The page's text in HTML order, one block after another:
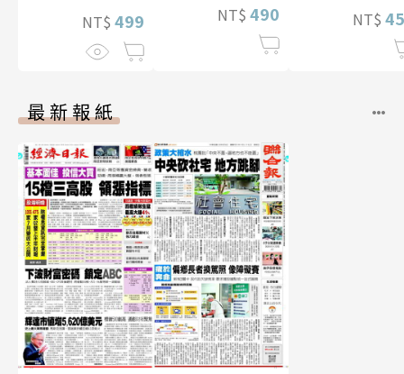
NT$ 499 NT$ 490 NT$
最新報紙